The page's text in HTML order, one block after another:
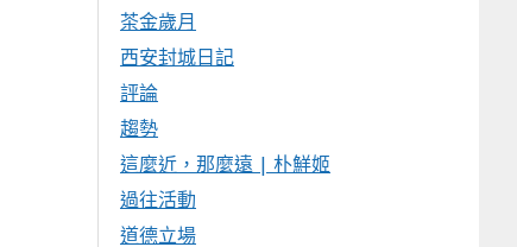
茶金歲月
西安封城日記
評論
趨勢
這麼近，那麼遠 | 朴鮮姬
過往活動
道德立場